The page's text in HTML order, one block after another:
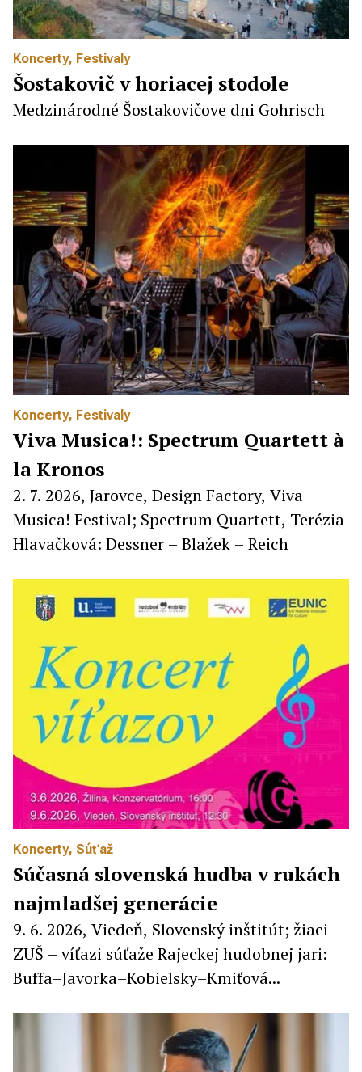
Koncerty, Festivaly
Šostakovič v horiacej stodole
Medzinárodné Šostakovičove dni Gohrisch
Koncerty, Festivaly
Viva Musica!: Spectrum Quartett à
la Kronos
2. 7. 2026, Jarovce, Design Factory, Viva
Musica! Festival; Spectrum Quartett, Terézia
Hlavačková: Dessner – Blažek – Reich
Koncerty, Súťaž
Súčasná slovenská hudba v rukách
najmladšej generácie
9. 6. 2026, Viedeň, Slovenský inštitút; žiaci
ZUŠ – víťazi súťaže Rajeckej hudobnej jari:
Buffa–Javorka–Kobielsky–Kmiťová...